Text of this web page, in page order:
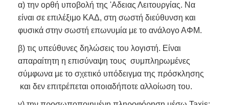
α) την ορθή υποβολή της 'Αδειας Λειτουργίας. Να
είναι σε επιλέξιμο ΚΑΔ, στη σωστή διεύθυνση και
φυσικά στην σωστή επωνυμία με το ανάλογο ΑΦΜ.
β) τις υπεύθυνες δηλώσεις του λογιστή. Είναι
απαραίτητη η επισύναψη τους συμπληρωμένες
σύμφωνα με το σχετικό υπόδειγμα της πρόσκλησης
και δεν επιτρέπεται οποιαδήποτε αλλοίωση του.